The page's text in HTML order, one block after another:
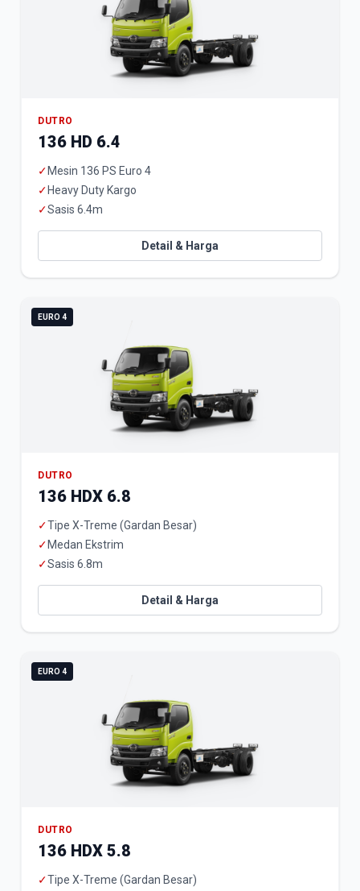
DUTRO
136 HD 6.4
✓ Mesin 136 PS Euro 4
✓ Heavy Duty Kargo
✓Sasis 6.4m
Detail & Harga
EURO 4
DUTRO
136 HDX 6.8
✓Tipe X-Treme (Gardan Besar)
✓ Medan Ekstrim
✓Sasis 6.8m
Detail & Harga
EURO 4
DUTRO
136 HDX 5.8
✓Tipe X-Treme (Gardan Besar)